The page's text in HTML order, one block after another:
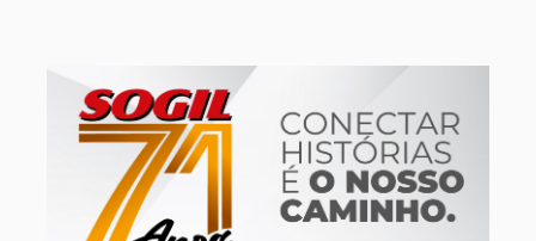
12 de agosto
Quarta-Feira 13° 11°
13 de agosto
Quinta-Feira 17° 13°